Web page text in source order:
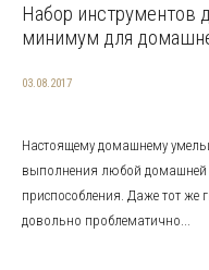
Набор инструментов
минимум для
03.08.2017
Настоящему домашнему
выполнения любой домашней
приспособления. Даже тот
довольно проблематично...